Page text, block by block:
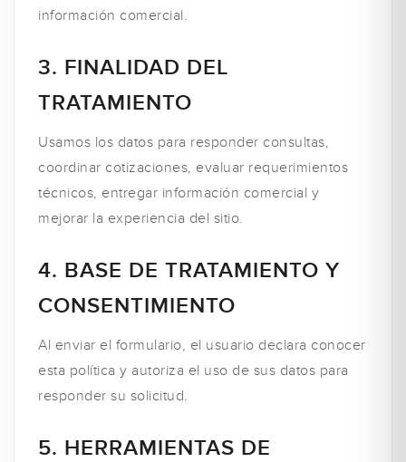
información comercial.
3. FINALIDAD DEL
TRATAMIENTO
Usamos los datos para responder consultas,
coordinar cotizaciones, evaluar requerimientos
técnicos, entregar información comercial y
mejorar la experiencia del sitio.
4. BASE DE TRATAMIENTO Y
CONSENTIMIENTO
Al enviar el formulario, el usuario declara conocer
esta política y autoriza el uso de sus datos para
responder su solicitud.
5. HERRAMIENTAS DE